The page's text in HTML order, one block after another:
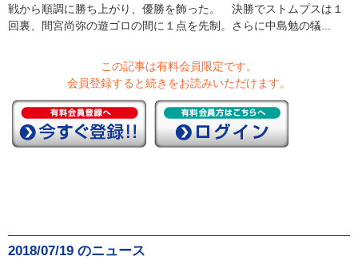
戦から順調に勝ち上がり、優勝を飾った。 決勝でストムプスは１
回裏、間宮尚弥の遊ゴロの間に１点を先制。さらに中島勉の犠...
この記事は有料会員限定です。
会員登録すると続きをお読みいただけます。
2018/07/19 のニュース